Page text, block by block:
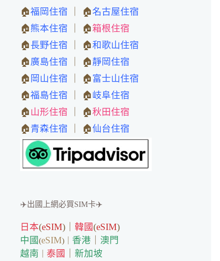
🏠福岡住宿 ｜ 🏠名古屋住宿
🏠熊本住宿 ｜ 🏠箱根住宿
🏠長野住宿 ｜ 🏠和歌山住宿
🏠廣島住宿 ｜ 🏠靜岡住宿
🏠 岡山住宿 ｜ 🏠富士山住宿
🏠福島住宿 ｜ 🏠岐阜住宿
🏠 山形住宿 ｜ 🏠秋田住宿
🏠青森住宿 ｜ 🏠仙台住宿
✈️出國上網必買SIM卡✈️
日本(eSIM)｜ 韓國(eSIM)
中國(eSIM)｜ 香港
澳門
越南
泰國
新加坡